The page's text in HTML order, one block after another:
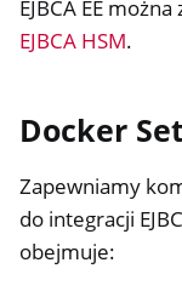
EJBCA EE
EJBCA HSM.
Docker
Zapewniamy
do integracji
obejmuje: